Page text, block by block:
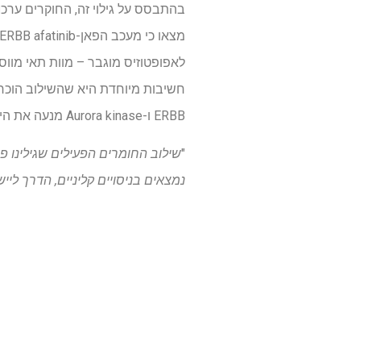
בהתבסס על גילוי זה, החוקרים
לאפופטוזיס מוגבר – מוות תאי
חשיבות מיוחדת היא שהשילוב
ERBB ו-Aurora kinase מנעה את הישרדותם של תאים סרטניים וחיסלה לחלוטין שיבוטים של תאים עמידים.
"שילוב החומרים הפעילים שגילינו
נמצאים בניסויים קליניים, הדרך